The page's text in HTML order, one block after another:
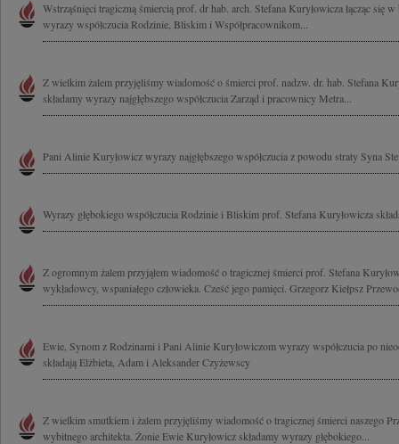
Wstrząśnięci tragiczną śmiercią prof. dr hab. arch. Stefana Kuryłowicza łącząc się
wyrazy współczucia Rodzinie, Bliskim i Współpracownikom...
Z wielkim żalem przyjęliśmy wiadomość o śmierci prof. nadzw. dr. hab. Stefana
składamy wyrazy najgłębszego współczucia Zarząd i pracownicy Metra...
Pani Alinie Kuryłowicz wyrazy najgłębszego współczucia z powodu straty Syna
Wyrazy głębokiego współczucia Rodzinie i Bliskim prof. Stefana Kuryłowicza
Z ogromnym żalem przyjąłem wiadomość o tragicznej śmierci prof. Stefana
wykładowcy, wspaniałego człowieka. Cześć jego pamięci. Grzegorz Kiełpsz
Ewie, Synom z Rodzinami i Pani Alinie Kuryłowiczom wyrazy współczucia po
składają Elżbieta, Adam i Aleksander Czyżewscy
Z wielkim smutkiem i żalem przyjęliśmy wiadomość o tragicznej śmierci naszego
wybitnego architekta. Żonie Ewie Kuryłowicz składamy wyrazy głębokiego...